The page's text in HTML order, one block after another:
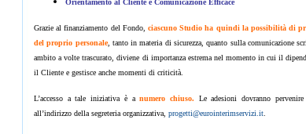
Orientamento al Cliente e Comunicazione Efficace
Grazie al finanziamento del Fondo, ciascuno Studio ha quindi la possibilità di
del proprio personale, tanto in materia di sicurezza, quanto sulla comunicazione
ambito a volte trascurato, diviene di importanza estrema nel momento in cui il
il Cliente e gestisce anche momenti di criticità.
L’accesso a tale iniziativa è anumero chiuso. Le adesioni dovranno pervenire
all’indirizzo della segreteria organizzativa, progetti@eurointerimservizi.it